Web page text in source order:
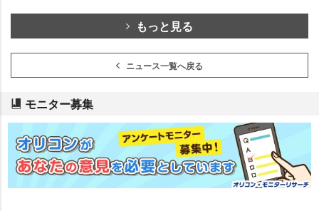
もっと見る
ニュース一覧へ戻る
モニター募集